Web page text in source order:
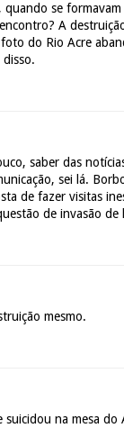
se
A
do Rio Acre
saber das
sei lá.
de fazer visitas
de invasão
mesmo.
suicidou na mesa